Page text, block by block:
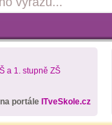
a 1. stupně ZŠ
portále ITveSkole.cz